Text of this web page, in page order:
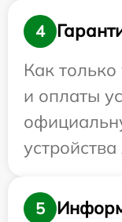
4
Как только
и оплаты
5